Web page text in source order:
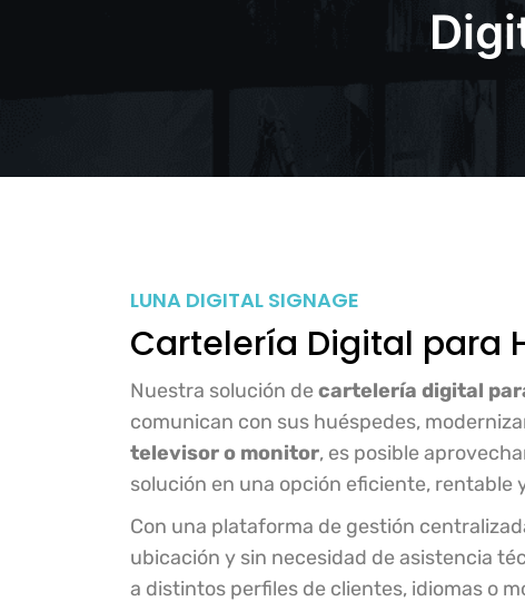
LUNA DIGITAL SIGNAGE
Cartelería Digital para
Nuestra solución decartelería digital
comunican con sus huéspedes,
televisor o monitor, es posible
solución en una opción eficiente, rentable
Con una plataforma de gestión
ubicación y sin necesidad de asistencia
a distintos perfiles de clientes, idiomas o